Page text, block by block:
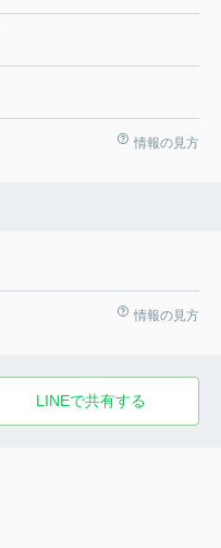
情報の見方
情報の見方
LINEで共有する